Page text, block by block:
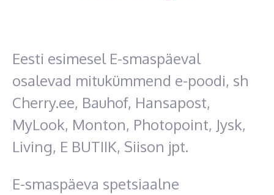
Eesti esimesel E-smaspäeval
osalevad mitukümmend e-poodi, sh
Cherry.ee, Bauhof, Hansapost,
MyLook, Monton, Photopoint, Jysk,
Living, E BUTIIK, Siison jpt.
E-smaspäeva spetsiaalne